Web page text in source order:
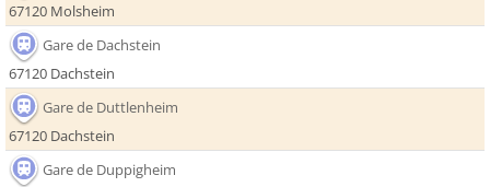
67120 Molsheim
Gare de Dachstein
67120 Dachstein
Gare de Duttlenheim
67120 Dachstein
Gare de Duppigheim